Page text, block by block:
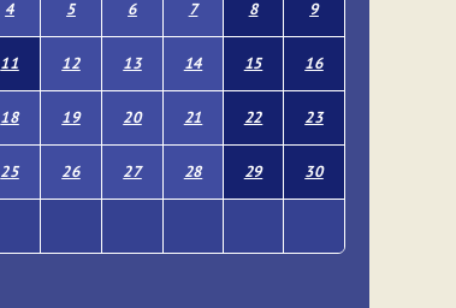
4 5 6 7 8 9
11 12 13 14 15 16
18 19 20 21 22 23
25 26 27 28 29 30